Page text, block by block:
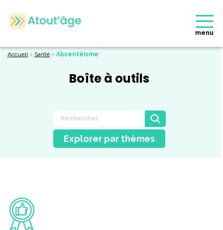
menu
Accueil> Santé > Absentéisme
Boîte à outils
Explorer par thèmes